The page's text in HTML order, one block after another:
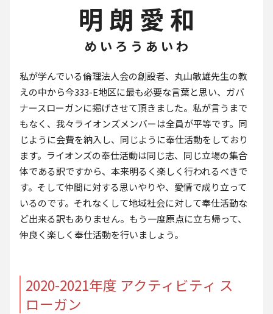
明 朗 愛 和
め い ろ う あ い わ
私が学んでいる倫理法人会の創設者、丸山敏雄先生の教
えの中から今333-E地区に最も必要な言葉と思い、ガバ
ナースローガンに掲げさせて頂きました。私が言うまで
もなく、我々ライオンズメンバーは全員が平等です。同
じように会費を納入し、同じように奉仕活動をしており
ます。ライオンズの奉仕活動は同じ志、同じ立場の集合
体である訳ですから、本来明るく楽しく行われるべきで
す。そして仲間に対する思いやりや、愛情で成り立って
いるのです。それなくして地域社会に対して奉仕活動な
ど出来る訳もありません。もう一度原点に立ち帰って、
仲良く楽しく奉仕活動を行いましょう。
2020-2021年度 アクティビティ ス
ローガン